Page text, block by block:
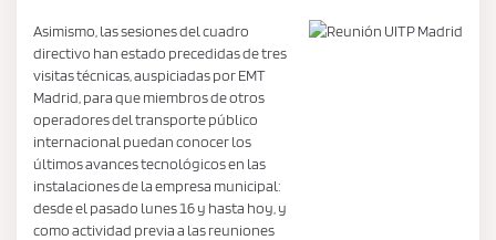
Asimismo, las sesiones del cuadro
directivo han estado precedidas de tres
visitas técnicas, auspiciadas por EMT
Madrid, para que miembros de otros
operadores del transporte público
internacional puedan conocer los
últimos avances tecnológicos en las
instalaciones de la empresa municipal:
desde el pasado lunes 16 y hasta hoy, y
como actividad previa a las reuniones